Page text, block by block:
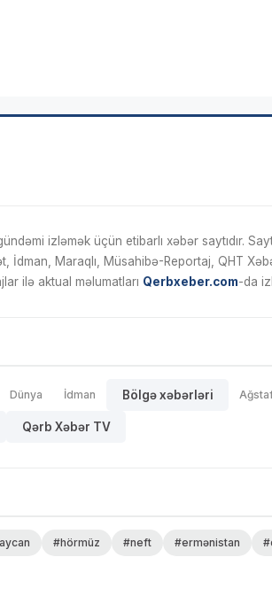
izləmək üçün etibarlı xəbər saytıdır.
Maraqlı, Müsahibə-Reportaj, QHT
ilə aktual məlumatları Qerbxeber.com-da
Dünya İdman Bölgə xəbərləri
Qərb Xəbər TV
#hörmüz #neft #ermənistan